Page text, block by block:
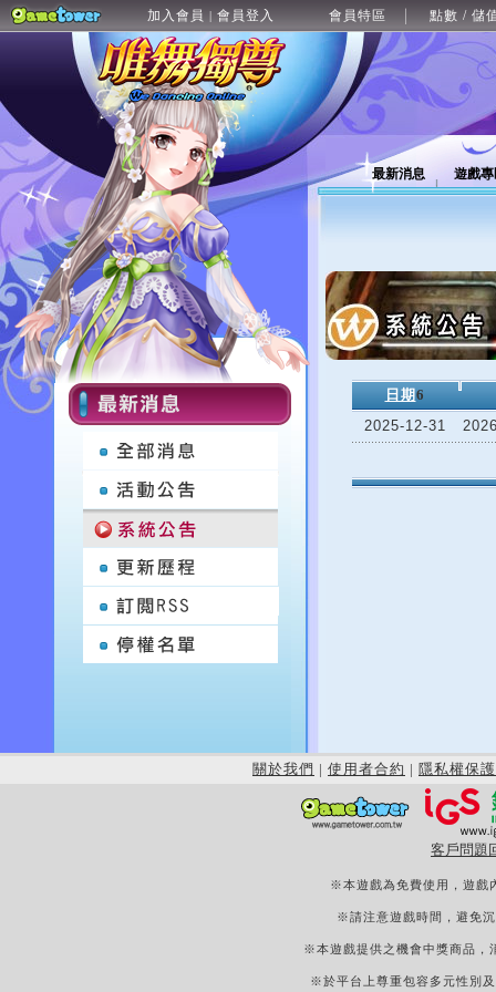
加入會員 | 會員登入 會員特區 點數 / 儲
最新消息 遊戲
日期 6
2025-12-31
關於我們 | 使用者合約 | 隱私權保護
客戶問題
※本遊戲為免費使用，遊戲
※請注意遊戲時間，避免
※本遊戲提供之機會中獎商品，
※於平台上尊重包容多元性別